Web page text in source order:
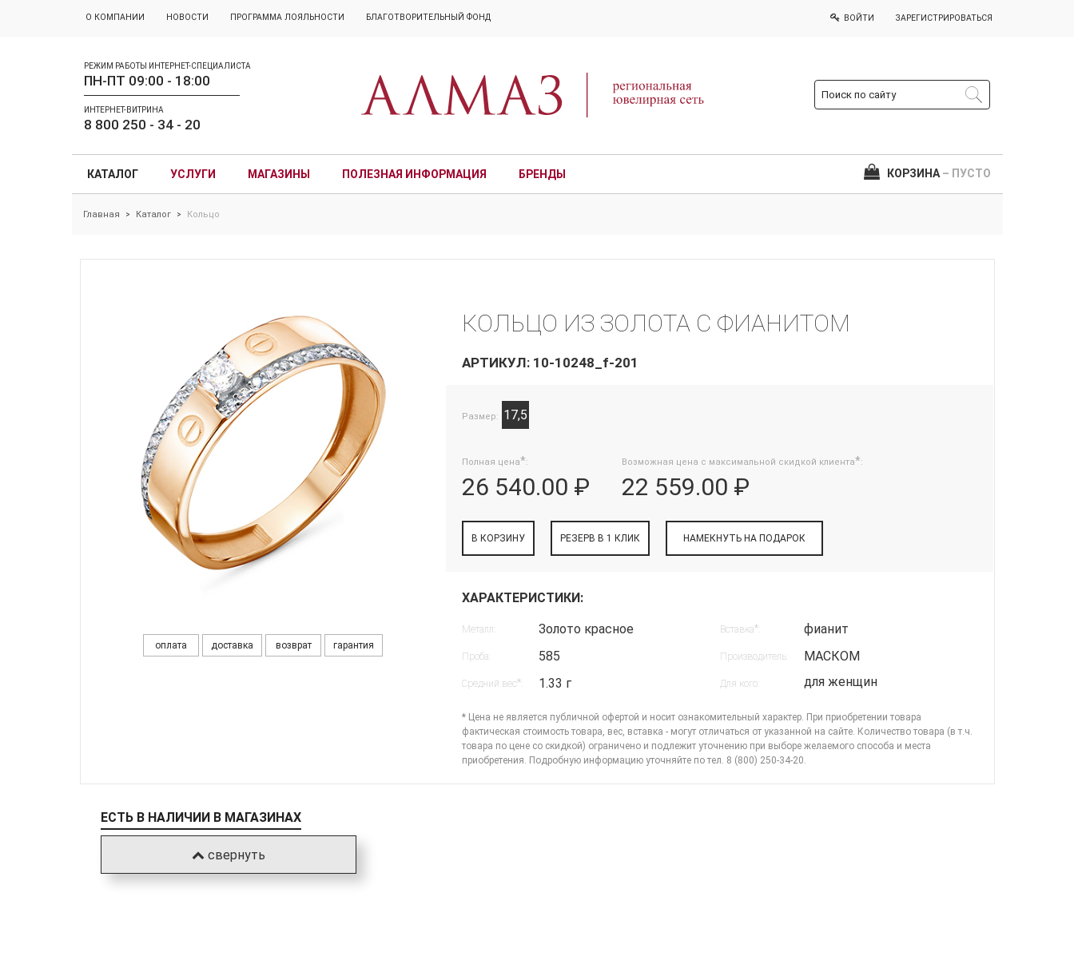
О КОМПАНИИ НОВОСТИ ПРОГРАММА ЛОЯЛЬНОСТИ БЛАГОТВОРИТЕЛЬНЫЙ ФОНД
РЕЖИМ РАБОТЫ ИНТЕРНЕТ-СПЕЦИАЛИСТА
ПН-ПТ 09:00 - 18:00
ИНТЕРНЕТ-ВИТРИНА
8 800 250 - 34 - 20
ВОЙТИ ЗАРЕГИСТРИРОВАТЬСЯ
КАТАЛОГ УСЛУГИ МАГАЗИНЫ ПОЛЕЗНАЯ ИНФОРМАЦИЯ БРЕНДЫ КОРЗИНА – ПУСТО
Главная > Каталог > Кольцо
оплата доставка возврат гарантия
КОЛЬЦО ИЗ ЗОЛОТА С ФИАНИТОМ
АРТИКУЛ: 10-10248_f-201
Размер: 17,5
Полная цена*:
26 540.00 ₽
Возможная цена с максимальной скидкой клиента*:
22 559.00 ₽
В КОРЗИНУ РЕЗЕРВ В 1 КЛИК НАМЕКНУТЬ НА ПОДАРОК
ХАРАКТЕРИСТИКИ:
Металл: Золото красное
Проба: 585
Средний вес*: 1.33 г
Вставка*: фианит
Производитель: МАСКОМ
Для кого: для женщин
* Цена не является публичной офертой и носит ознакомительный характер. При приобретении товара
фактическая стоимость товара, вес, вставка - могут отличаться от указанной на сайте. Количество товара (в т.ч.
товара по цене со скидкой) ограничено и подлежит уточнению при выборе желаемого способа и места
приобретения. Подробную информацию уточняйте потел. 8 (800) 250-34-20
ЕСТЬ В НАЛИЧИИ В МАГАЗИНАХ
свернуть